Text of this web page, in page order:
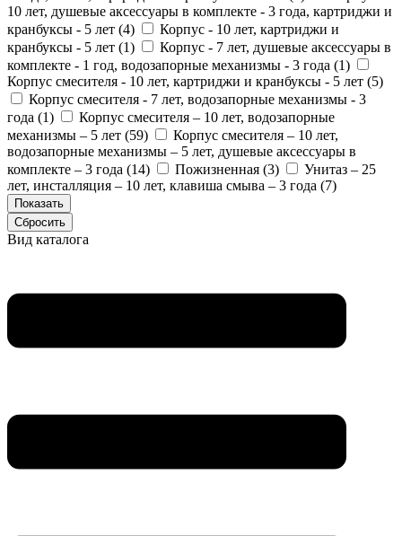
10 лет, душевые аксессуары в комплекте - 3 года, картриджи и
кранбуксы - 5 лет (4)
Корпус - 10 лет, картриджи и
кранбуксы - 5 лет (1)
Корпус - 7 лет, душевые аксессуары в
комплекте - 1 год, водозапорные механизмы - 3 года (1)
Корпус смесителя - 10 лет, картриджи и кранбуксы - 5 лет (5)
Корпус смесителя - 7 лет, водозапорные механизмы - 3
года (1)
Корпус смесителя – 10 лет, водозапорные
механизмы – 5 лет (59)
Корпус смесителя – 10 лет,
водозапорные механизмы – 5 лет, душевые аксессуары в
комплекте – 3 года (14) Пожизненная (3)
Унитаз – 25
лет, инсталляция – 10 лет, клавиша смыва – 3 года (7)
Вид каталога